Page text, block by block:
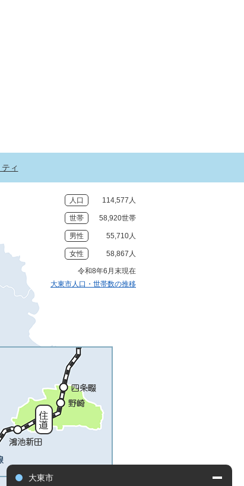
ィ
人口 114,577人
世帯 58,920世帯
男性 55,710人
女性 58,867人
令和8年6月末現在
大東市人口・世帯数の推移